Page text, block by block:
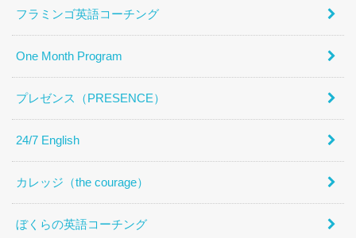
フラミンゴ英語コーチング
One Month Program
プレゼンス（PRESENCE）
24/7 English
カレッジ（the courage）
ぼくらの英語コーチング